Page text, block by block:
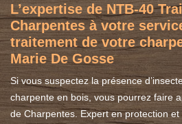
L’expertise de NTB-40
Charpentes à votre
traitement de votre
Marie De Gosse
Si vous suspectez la présence
charpente en bois, vous pourrez faire
de Charpentes. Expert en protection